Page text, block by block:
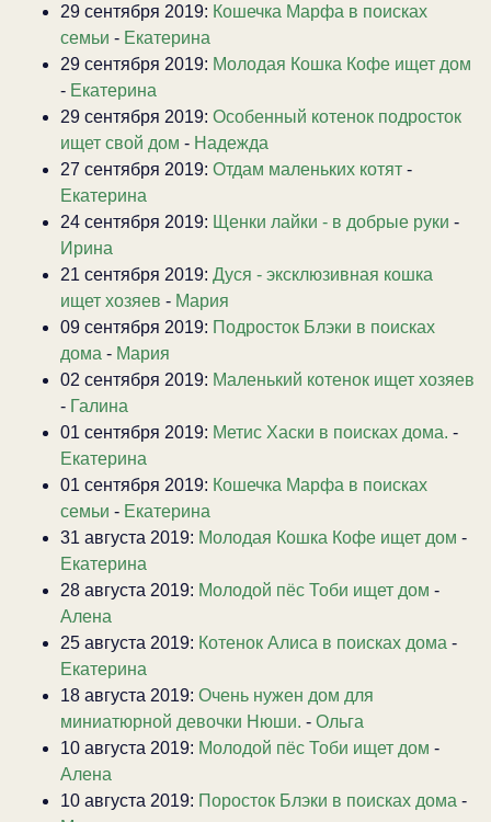
29 сентября 2019: Кошечка Марфа в поисках
семьи - Екатерина
29 сентября 2019: Молодая Кошка Кофе ищет дом
- Екатерина
29 сентября 2019: Особенный котенок подросток
ищет свой дом - Надежда
27 сентября 2019: Отдам маленьких котят -
Екатерина
24 сентября 2019: Щенки лайки - в добрые руки -
Ирина
21 сентября 2019: Дуся - эксклюзивная кошка
ищет хозяев - Мария
09 сентября 2019: Подросток Блэки в поисках
дома - Мария
02 сентября 2019: Маленький котенок ищет хозяев
- Галина
01 сентября 2019: Метис Хаски в поисках дома. -
Екатерина
01 сентября 2019: Кошечка Марфа в поисках
семьи - Екатерина
31 августа 2019: Молодая Кошка Кофе ищет дом -
Екатерина
28 августа 2019: Молодой пёс Тоби ищет дом -
Алена
25 августа 2019: Котенок Алиса в поисках дома -
Екатерина
18 августа 2019: Очень нужен дом для
миниатюрной девочки Нюши. - Ольга
10 августа 2019: Молодой пёс Тоби ищет дом -
Алена
10 августа 2019: Поросток Блэки в поисках дома -